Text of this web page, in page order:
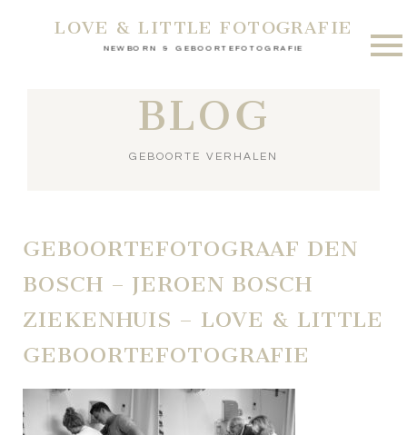
NEWBORN & GEBOORTEFOTOGRAFIE
LOVE & LITTLE FOTOGRAFIE
BLOG
GEBOORTE VERHALEN
GEBOORTEFOTOGRAAF DEN
BOSCH – JEROEN BOSCH
ZIEKENHUIS – LOVE & LITTLE
GEBOORTEFOTOGRAFIE